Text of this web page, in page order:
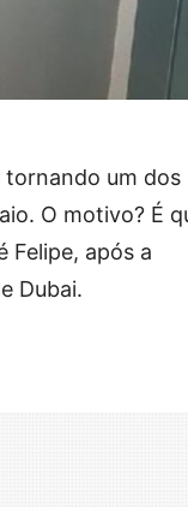
tornando um dos
O motivo? É
Felipe, após a
Dubai.